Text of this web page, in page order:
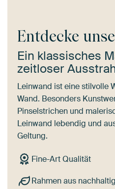
Entdecke
Ein klassisches
zeitloser
Leinwand ist eine stilvolle
Wand. Besonders
Pinselstrichen und
Leinwand lebendig und
Geltung.
Fine-Art Qualität
Rahmen aus